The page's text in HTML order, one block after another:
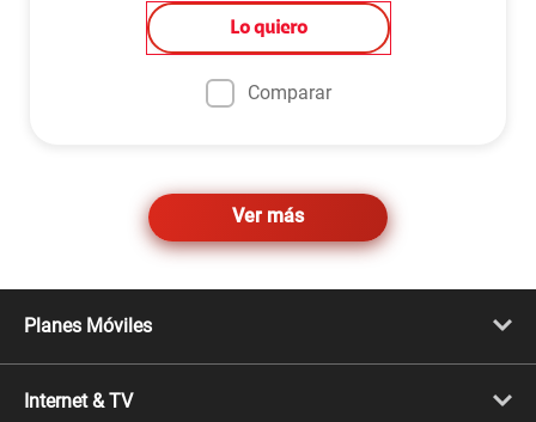
Lo quiero
Comparar
Ver más
Planes Móviles
Línea Nueva
Línea Adicional
Internet & TV